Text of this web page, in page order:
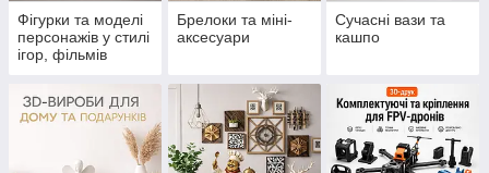
Фігурки та моделі
персонажів у стилі
ігор, фільмів
Брелоки та міні-
аксесуари
Сучасні вази та
кашпо